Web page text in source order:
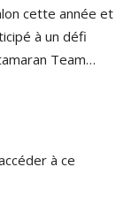
cette année et
à un défi
Team…
à ce